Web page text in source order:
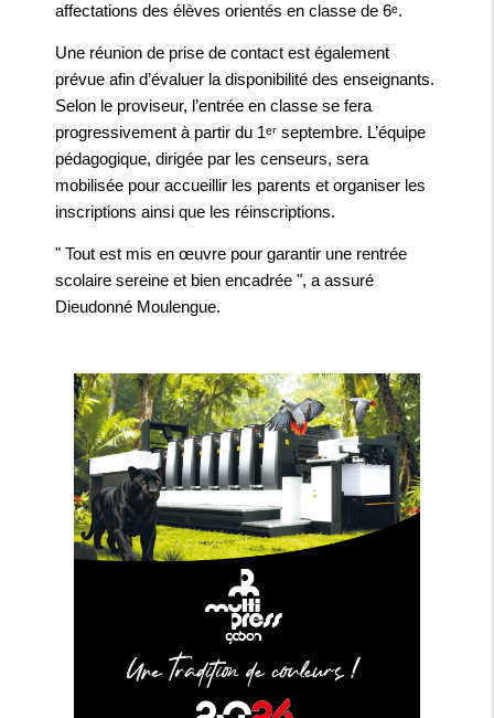
affectations des élèves orientés en classe de 6ᵉ.
Une réunion de prise de contact est également
prévue afin d’évaluer la disponibilité des enseignants.
Selon le proviseur, l’entrée en classe se fera
progressivement à partir du 1ᵉʳ septembre. L’équipe
pédagogique, dirigée par les censeurs, sera
mobilisée pour accueillir les parents et organiser les
inscriptions ainsi que les réinscriptions.
" Tout est mis en œuvre pour garantir une rentrée
scolaire sereine et bien encadrée ", a assuré
Dieudonné Moulengue.